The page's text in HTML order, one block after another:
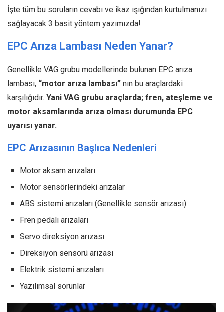
İşte tüm bu soruların cevabı ve ikaz ışığından kurtulmanızı
sağlayacak 3 basit yöntem yazımızda!
EPC Arıza Lambası Neden Yanar?
Genellikle VAG grubu modellerinde bulunan EPC arıza
lambası, “motor arıza lambası” nın bu araçlardaki
karşılığıdır. Yani VAG grubu araçlarda; fren, ateşleme ve
motor aksamlarında arıza olması durumunda EPC
uyarısı yanar.
EPC Arızasının Başlıca Nedenleri
Motor aksam arızaları
Motor sensörlerindeki arızalar
ABS sistemi arızaları (Genellikle sensör arızası)
Fren pedalı arızaları
Servo direksiyon arızası
Direksiyon sensörü arızası
Elektrik sistemi arızaları
Yazılımsal sorunlar